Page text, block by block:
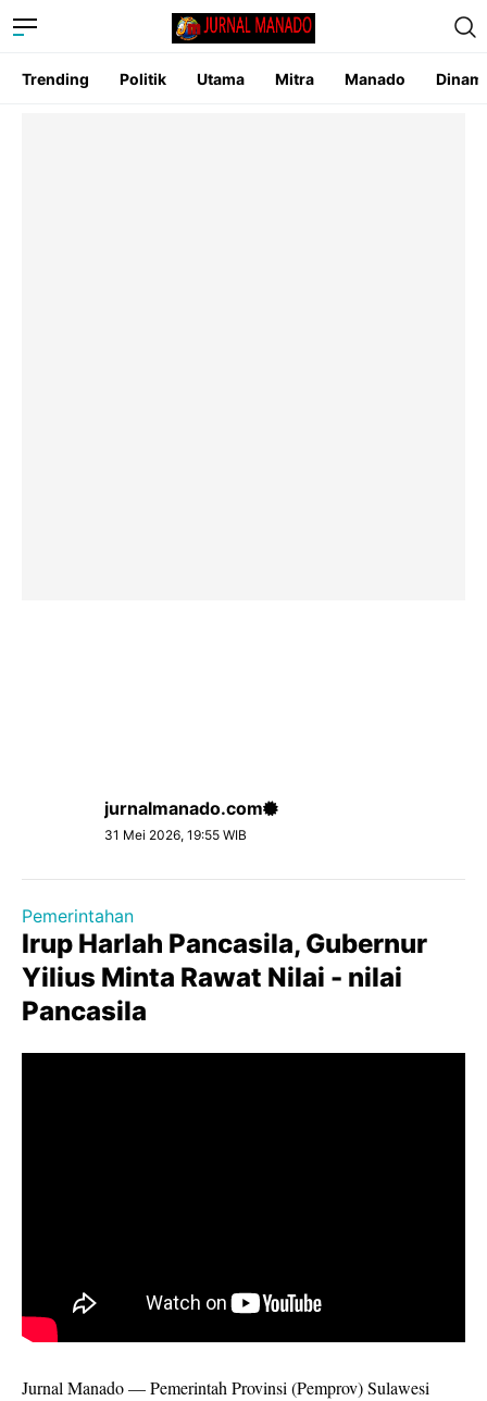
Trending Politik Utama Mitra Manado
jurnalmanado.com
31 Mei 2026, 19:55 WIB
Pemerintahan
Irup Harlah Pancasila, Gubernur
Yilius Minta Rawat Nilai - nilai
Pancasila
Jurnal Manado — Pemerintah Provinsi (Pemprov) Sulawesi